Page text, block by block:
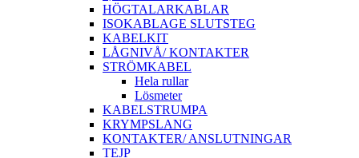
HÖGTALARKABLAR
ISOKABLAGE SLUTSTEG
KABELKIT
LÅGNIVÅ/ KONTAKTER
STRÖMKABEL
Hela rullar
Lösmeter
KABELSTRUMPA
KRYMPSLANG
KONTAKTER/ ANSLUTNINGAR
TEJP